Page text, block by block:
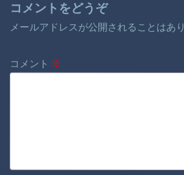
コメントをどうぞ
メールアドレスが公開されることはあ
コメント ※